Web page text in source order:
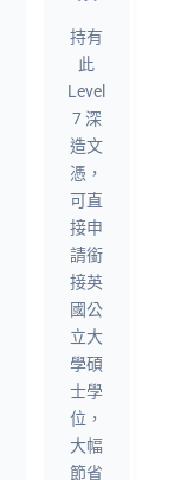
持有
此
Level
7 深
造文
憑，
可直
接申
請銜
接英
國公
立大
學碩
士學
位，
大幅
節省